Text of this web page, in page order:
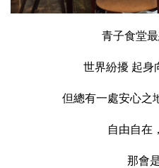
青子食堂
世界紛擾 起身
但總有一處安心之
自由自在
那會